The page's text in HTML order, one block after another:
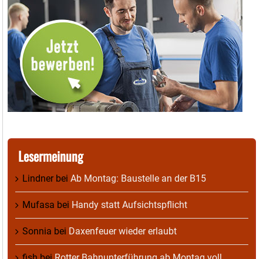
Lesermeinung
Lindnerbei Ab Montag: Baustelle an der B15
Mufasa bei Handy statt Aufsichtspflicht
Sonnia bei Daxenfeuer wieder erlaubt